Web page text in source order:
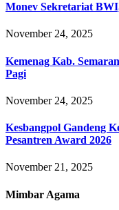
Monev Sekretariat
November 24, 2025
Kemenag Kab.
Pagi
November 24, 2025
Kesbangpol Gandeng
Pesantren Award 2026
November 21, 2025
Mimbar Agama